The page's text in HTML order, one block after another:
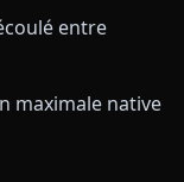
entre
maximale native